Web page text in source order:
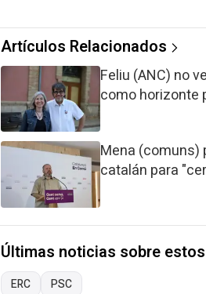
Artículos Relacionados
Feliu (ANC) no
como horizonte
Mena (comuns)
catalán para
Últimas noticias sobre
ERC PSC